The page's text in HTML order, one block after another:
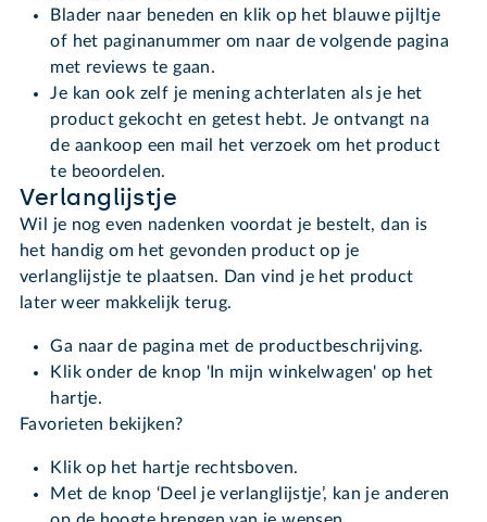
Blader naar beneden en klik op het blauwe pijltje
of het paginanummer om naar de volgende pagina
met reviews te gaan.
Je kan ook zelf je mening achterlaten als je het
product gekocht en getest hebt. Je ontvangt na
de aankoop een mail het verzoek om het product
te beoordelen.
Verlanglijstje
Wil je nog even nadenken voordat je bestelt, dan is
het handig om het gevonden product op je
verlanglijstje te plaatsen. Dan vind je het product
later weer makkelijk terug.
Ga naar de pagina met de productbeschrijving.
Klik onder de knop 'In mijn winkelwagen' op het
hartje.
Favorieten bekijken?
Klik op het hartje rechtsboven.
Met de knop ‘Deel je verlanglijstje’, kan je anderen